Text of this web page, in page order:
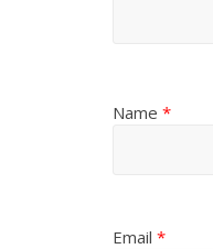
Name *
Email *